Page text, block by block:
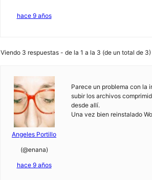
hace 9 años
Viendo 3 respuestas - de la 1 a la 3 (de un total de 3)
Angeles Portillo
(@enana)
hace 9 años
Parece un problema con la
subir los archivos
desde allí.
Una vez bien reinstalado